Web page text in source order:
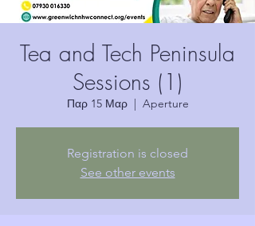
Tea and Tech Peninsula
Sessions (1)
Παρ 15 Μαρ
  |
Aperture
Registration is closed
See other events